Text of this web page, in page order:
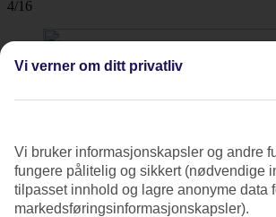
4/16
Vi verner om ditt privatliv
Vi bruker informasjonskapsler og andre
fungere pålitelig og sikkert (nødvendige
tilpasset innhold og lagre anonyme data
markedsføringsinformasjonskapsler).